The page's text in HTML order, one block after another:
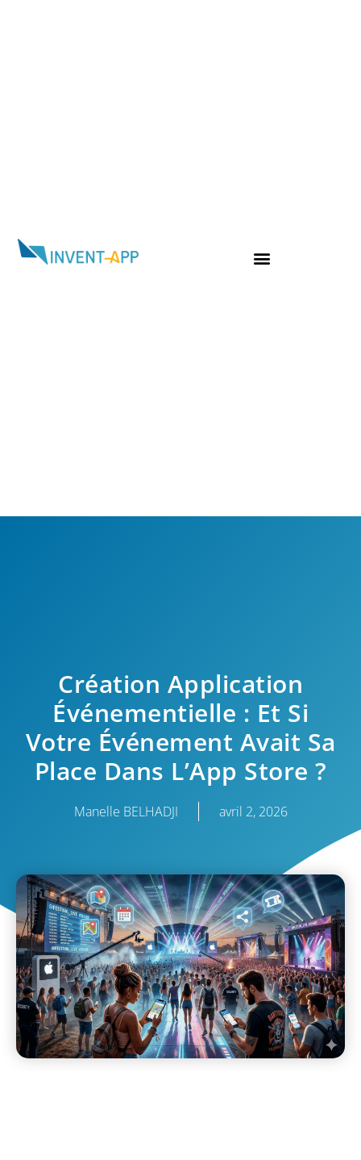
Création Application
Événementielle : Et Si
Votre Événement Avait Sa
Place Dans L’App Store ?
Manelle BELHADJI avril 2, 2026